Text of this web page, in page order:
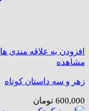
افزودن به علاقه مندی ها
مشاهده
زهر و سه داستان کوتاه
600,000 تومان